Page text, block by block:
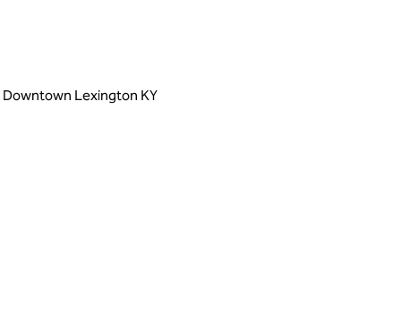
Downtown Lexington KY